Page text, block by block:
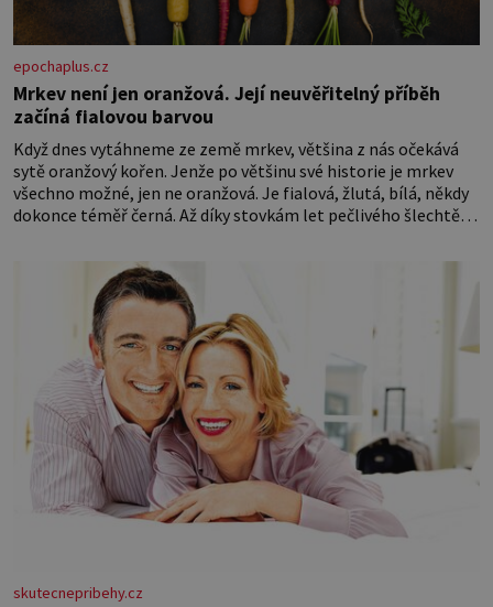
epochaplus.cz
Mrkev není jen oranžová. Její neuvěřitelný příběh
začíná fialovou barvou
Když dnes vytáhneme ze země mrkev, většina z nás očekává
sytě oranžový kořen. Jenže po většinu své historie je mrkev
všechno možné, jen ne oranžová. Je fialová, žlutá, bílá, někdy
dokonce téměř černá. Až díky stovkám let pečlivého šlechtění
nedokážeme představit. Její příběh je
skutecnepribehy.cz